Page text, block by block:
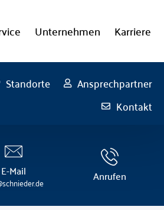
Unternehmen Karriere
Standorte
Ansprechpartner
Kontakt
E-Mail Anrufen